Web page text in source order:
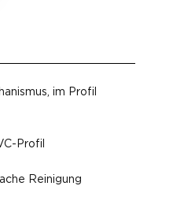
im Profil
Profil
Reinigung